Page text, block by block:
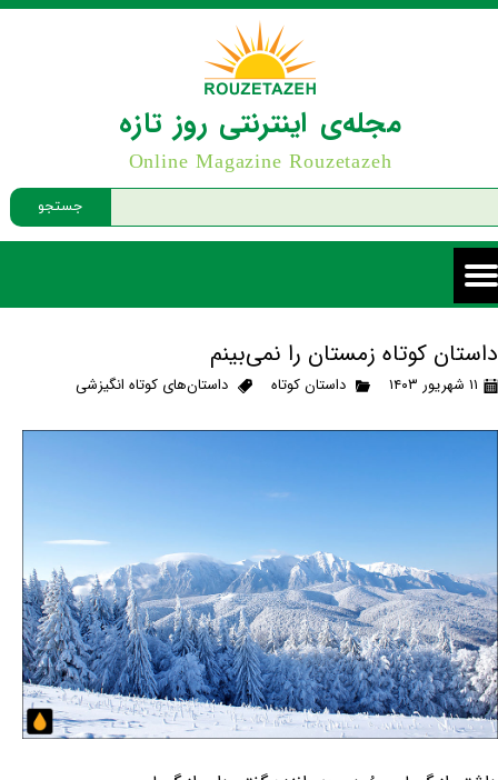
جستجو
مجله‌ی اینترنتی روز تازه
Online Magazine Rouzetazeh
داستان کوتاه زمستان را نمی‌بینم
۱۱ شهریور ۱۴۰۳ داستان کوتاه داستان‌های کوتاه انگیزشی